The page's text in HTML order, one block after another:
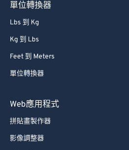
單位轉換器
Lbs 到 Kg
Kg 到 Lbs
Feet 到 Meters
單位轉換器
Web應用程式
拼貼畫製作器
影像調整器